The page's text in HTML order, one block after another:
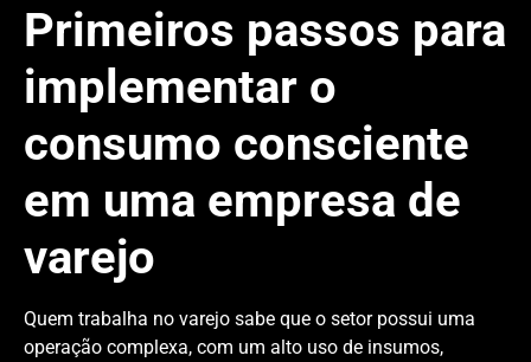
Primeiros passos para
implementar o
consumo consciente
em uma empresa de
varejo
Quem trabalha no varejo sabe que o setor possui uma
operação complexa, com um alto uso de insumos,